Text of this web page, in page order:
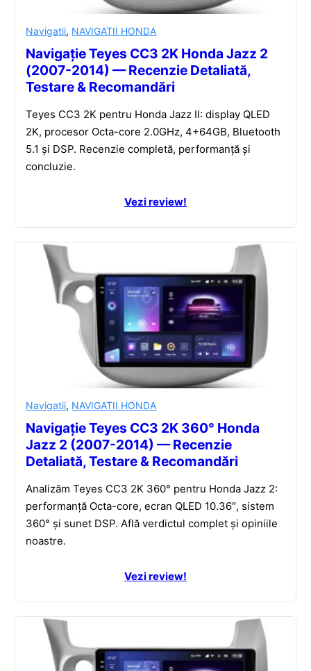
Navigatii, NAVIGATII HONDA
Navigație Teyes CC3 2K Honda Jazz 2
(2007-2014) — Recenzie Detaliată,
Testare & Recomandări
Teyes CC3 2K pentru Honda Jazz II: display QLED
2K, procesor Octa-core 2.0GHz, 4+64GB, Bluetooth
5.1 și DSP. Recenzie completă, performanță și
concluzie.
Vezi review!
Navigatii, NAVIGATII HONDA
Navigație Teyes CC3 2K 360° Honda
Jazz 2 (2007-2014) — Recenzie
Detaliată, Testare & Recomandări
Analizăm Teyes CC3 2K 360° pentru Honda Jazz 2:
performanță Octa-core, ecran QLED 10.36″, sistem
360° și sunet DSP. Află verdictul complet și opiniile
noastre.
Vezi review!